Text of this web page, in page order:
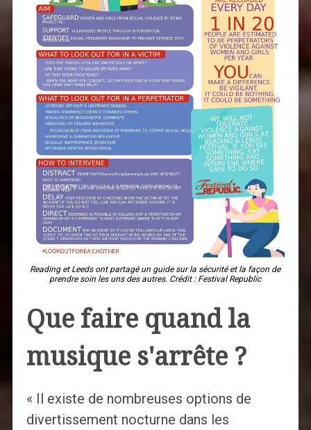
Reading et Leeds ont partagé un guide sur la sécurité et la façon de
prendre soin les uns des autres. Crédit : Festival Republic
Que faire quand la
musique s'arrête ?
« Il existe de nombreuses options de
divertissement nocturne dans les